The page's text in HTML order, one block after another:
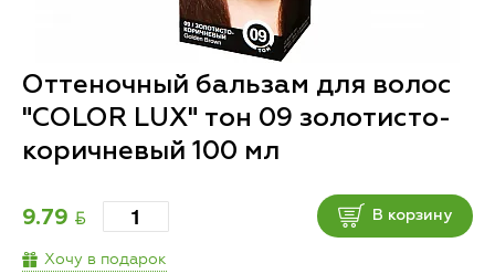
Оттеночный бальзам для волос
"COLOR LUX" тон 09 золотисто-
коричневый 100 мл
9.79 BYN В корзину
Хочу в подарок